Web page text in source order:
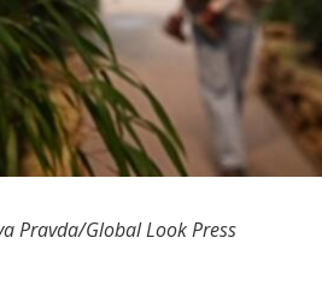
Pravda/Global Look Press